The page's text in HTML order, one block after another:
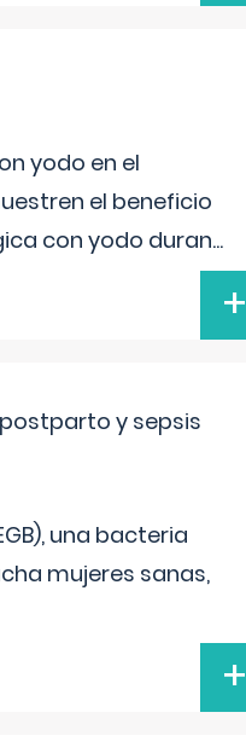
yodo en el
el beneficio
con yodo duran...
+
y sepsis
una bacteria
mujeres sanas,
+